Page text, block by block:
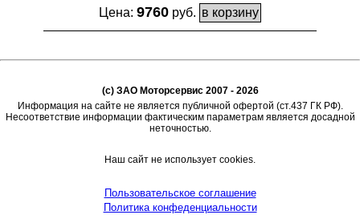
Цена: 9760 руб.
(c) ЗАО Моторсервис 2007 - 2026
Информация на сайте не является публичной офертой (ст.437 ГК РФ).
Несоответствие информации фактическим параметрам является досадной
неточностью.
Наш сайт не использует cookies.
Пользовательское соглашение
Политика конфеденциальности